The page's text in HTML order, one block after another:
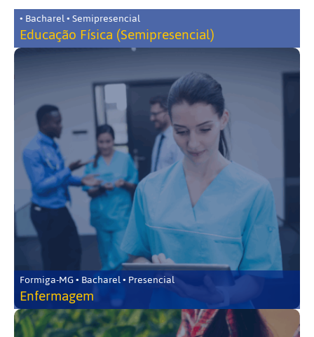
• Bacharel • Semipresencial
Educação Física (Semipresencial)
Formiga-MG • Bacharel • Presencial
Enfermagem